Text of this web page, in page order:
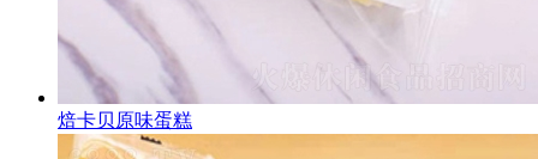
焙卡贝原味蛋糕